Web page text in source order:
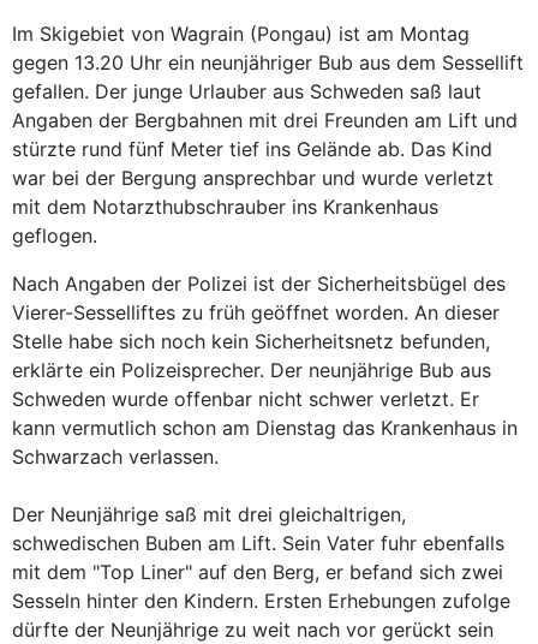
Im Skigebiet von Wagrain (Pongau) ist am Montag
gegen 13.20 Uhr ein neunjähriger Bub aus dem Sessellift
gefallen. Der junge Urlauber aus Schweden saß laut
Angaben der Bergbahnen mit drei Freunden am Lift und
stürzte rund fünf Meter tief ins Gelände ab. Das Kind
war bei der Bergung ansprechbar und wurde verletzt
mit dem Notarzthubschrauber ins Krankenhaus
geflogen.
Nach Angaben der Polizei ist der Sicherheitsbügel des
Vierer-Sesselliftes zu früh geöffnet worden. An dieser
Stelle habe sich noch kein Sicherheitsnetz befunden,
erklärte ein Polizeisprecher. Der neunjährige Bub aus
Schweden wurde offenbar nicht schwer verletzt. Er
kann vermutlich schon am Dienstag das Krankenhaus in
Schwarzach verlassen.
Der Neunjährige saß mit drei gleichaltrigen,
schwedischen Buben am Lift. Sein Vater fuhr ebenfalls
mit dem "Top Liner" auf den Berg, er befand sich zwei
Sesseln hinter den Kindern. Ersten Erhebungen zufolge
dürfte der Neunjährige zu weit nach vor gerückt sein